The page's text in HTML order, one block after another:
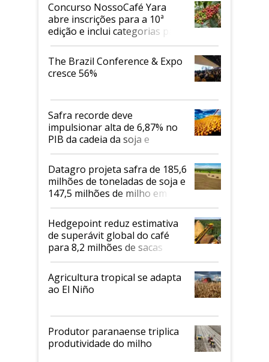
Concurso NossoCafé Yara
abre inscrições para a 10ª
edição e inclui categorias para
cafés Canephora
The Brazil Conference & Expo
cresce 56%
Safra recorde deve
impulsionar alta de 6,87% no
PIB da cadeia da soja e
biodiesel em 2026
Datagro projeta safra de 185,6
milhões de toneladas de soja e
147,5 milhões de milho em
2026/27
Hedgepoint reduz estimativa
de superávit global do café
para 8,2 milhões de sacas
Agricultura tropical se adapta
ao El Niño
Produtor paranaense triplica
produtividade do milho